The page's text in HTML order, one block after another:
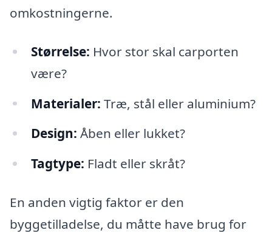
omkostningerne.
Størrelse: Hvor stor skal carporten
være?
Materialer: Træ, stål eller aluminium?
Design: Åben eller lukket?
Tagtype: Fladt eller skråt?
En anden vigtig faktor er den
byggetilladelse, du måtte have brug for